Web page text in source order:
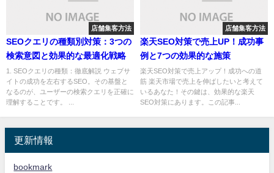
店舗集客方法
SEOクエリの種類別対策：3つの
検索意図と効果的な最適化戦略
1. SEOクエリの種類：徹底解説 ウェブサ
イトの成功を左右するSEO。その基盤と
なるのが、ユーザーの検索クエリを正確に
理解することです。 ...
店舗集客方法
楽天SEO対策で売上UP！成功事
例と7つの効果的な施策
楽天SEO対策で売上アップ！成功への道
筋 楽天市場で売上を伸ばしたいと考えて
いるあなた！その鍵は、効果的な楽天
SEO対策にあります。この記事...
更新情報
bookmark